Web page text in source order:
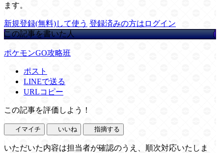
ます。
新規登録(無料)して使う 登録済みの方はログイン
この記事を書いた人
ポケモンGO攻略班
ポスト
LINEで送る
URLコピー
この記事を評価しよう！
イマイチ いいね 指摘する
いただいた内容は担当者が確認のうえ、順次対応いたしま